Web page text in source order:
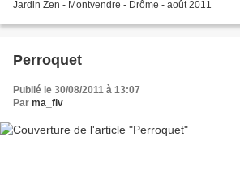
Jardin Zen - Montvendre - Drôme - août 2011
Perroquet
Publié le 30/08/2011 à 13:07
Par ma_flv